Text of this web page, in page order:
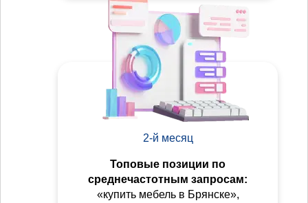
2-й месяц
Топовые позиции по
среднечастотным запросам:
«купить мебель в Брянске»,